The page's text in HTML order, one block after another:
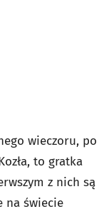
wieczoru, po
to gratka
z nich są
na świecie